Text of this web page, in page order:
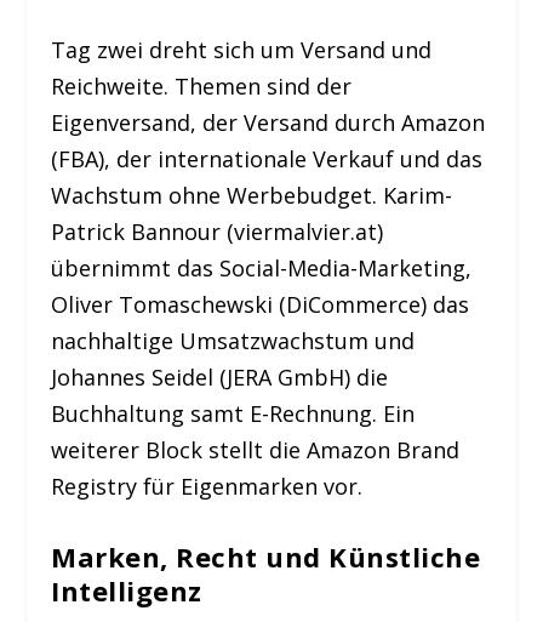
Tag zwei dreht sich um Versand und
Reichweite. Themen sind der
Eigenversand, der Versand durch Amazon
(FBA), der internationale Verkauf und das
Wachstum ohne Werbebudget. Karim-
Patrick Bannour (viermalvier.at)
übernimmt das Social-Media-Marketing,
Oliver Tomaschewski (DiCommerce) das
nachhaltige Umsatzwachstum und
Johannes Seidel (JERA GmbH) die
Buchhaltung samt E-Rechnung. Ein
weiterer Block stellt die Amazon Brand
Registry für Eigenmarken vor.
Marken, Recht und Künstliche
Intelligenz